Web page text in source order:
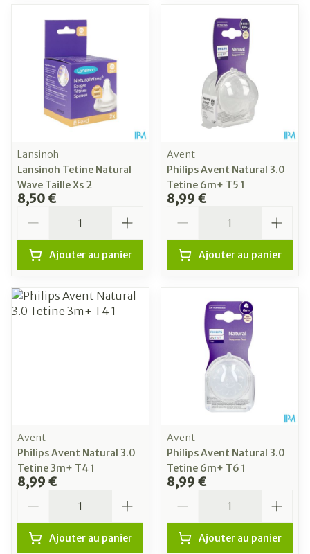
Lansinoh
Lansinoh Tetine Natural
Wave Taille Xs 2
8,50 €
Ajouter au panier
Avent
Philips Avent Natural 3.0
Tetine 6m+ T5 1
8,99 €
Ajouter au panier
Avent
Philips Avent Natural 3.0
Tetine 3m+ T4 1
8,99 €
Ajouter au panier
Avent
Philips Avent Natural 3.0
Tetine 6m+ T6 1
8,99 €
Ajouter au panier